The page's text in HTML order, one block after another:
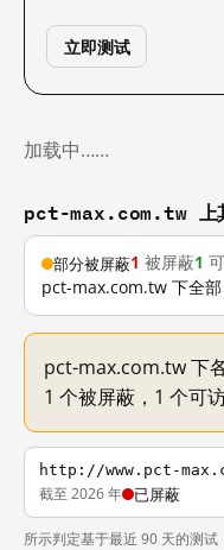
立即测试
加载中……
pct-max.com.tw 上
部分被屏蔽1 被屏蔽1
pct-max.com.tw 下全
pct-max.com.tw 下
1 个被屏蔽，1 个可访
http://www.pct-
截至 2026 年 已屏蔽
所示判定基于最近 90 天的测试